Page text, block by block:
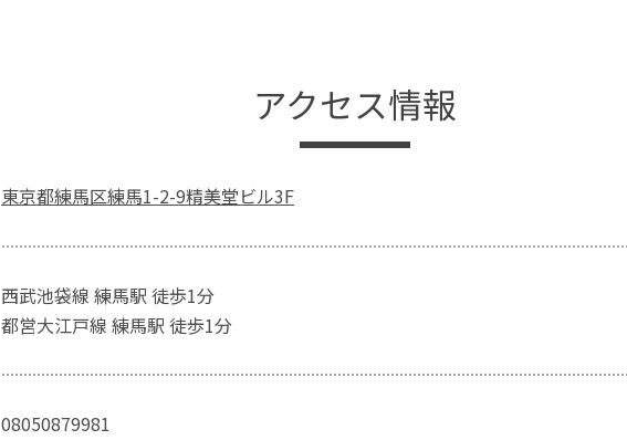
アクセス情報
東京都練馬区練馬1-2-9精美堂ビル3F
西武池袋線 練馬駅 徒歩1分
都営大江戸線 練馬駅 徒歩1分
08050879981